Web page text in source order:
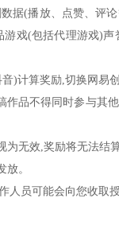
据(播放、点赞、评
戏(包括代理游戏)
)计算奖励,切换网易
品不得同时参与其
无效,奖励将无法结
。
人员可能会向您收取